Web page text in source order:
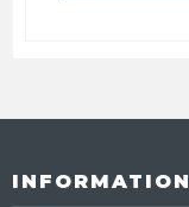
INFORMATION